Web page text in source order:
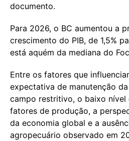
documento.
Para 2026, o BC aumentou a
crescimento do PIB, de 1,5%
está aquém da mediana do
Entre os fatores que
expectativa de manutenção
campo restritivo, o baixo nível
fatores de produção, a
da economia global e a
agropecuário observado em